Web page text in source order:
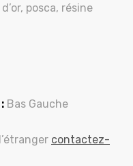
posca, résine
Bas Gauche
contactez-